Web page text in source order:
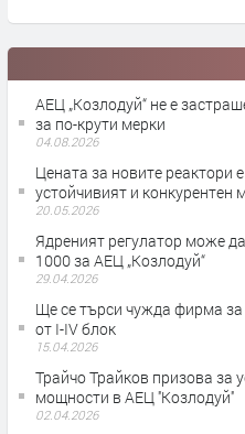
АЕЦ „Козлодуй“ не е
за по-крути мерки
04.08.2026
Цената за новите реактори
устойчивият и конкурентен
20.05.2026
Ядреният регулатор може
1000 за АЕЦ „Козлодуй“
29.04.2026
Ще се търси чужда фирма
от I-IV блок
15.04.2026
Трайчо Трайков призова за
мощности в АЕЦ ''Козлодуй''
02.04.2026